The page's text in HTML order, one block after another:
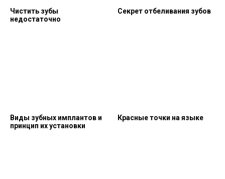
Чистить зубы
недостаточно
Секрет отбеливания зубов
Виды зубных имплантов и
принцип их установки
Красные точки на языке